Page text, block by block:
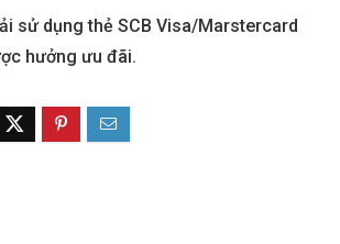
sử dụng thẻ SCB Visa/Marstercard
hưởng ưu đãi.